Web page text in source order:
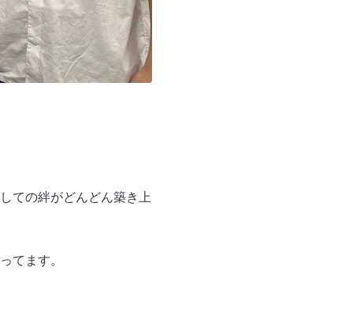
ての絆がどんどん築き上
てます。